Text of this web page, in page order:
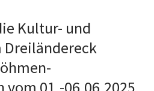
Kultur- und
Dreiländereck